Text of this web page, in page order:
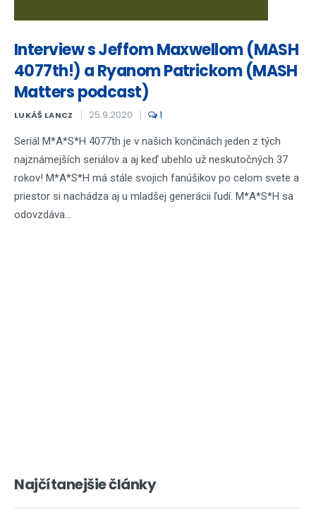
Interview s Jeffom Maxwellom (MASH
4077th!) a Ryanom Patrickom (MASH
Matters podcast)
LUKÁŠ LANCZ 25.9.2020 1
Seriál M*A*S*H 4077th je v našich končinách jeden z tých
najznámejších seriálov a aj keď ubehlo už neskutočných 37
rokov! M*A*S*H má stále svojich fanúšikov po celom svete a
priestor si nachádza aj u mladšej generácii ľudí. M*A*S*H sa
odovzdáva...
Najčítanejšie články